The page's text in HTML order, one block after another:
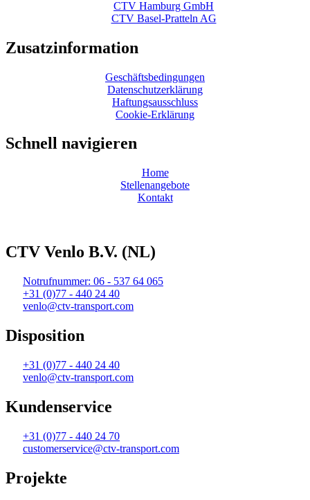
CTV Hamburg GmbH
CTV Basel-Pratteln AG
Zusatzinformation
Geschäftsbedingungen
Datenschutzerklärung
Haftungsausschluss
Cookie-Erklärung
Schnell navigieren
Home
Stellenangebote
Kontakt
CTV Venlo B.V. (NL)
Notrufnummer: 06 - 537 64 065
+31 (0)77 - 440 24 40
venlo@ctv-transport.com
Disposition
+31 (0)77 - 440 24 40
venlo@ctv-transport.com
Kundenservice
+31 (0)77 - 440 24 70
customerservice@ctv-transport.com
Projekte